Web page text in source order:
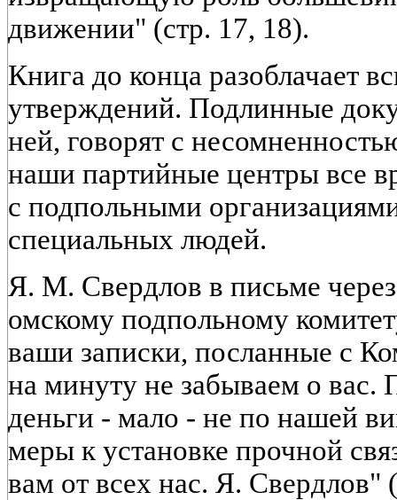
движении" (стр. 17, 18).
Книга до конца разоблачает
утверждений. Подлинные
ней, говорят с
наши партийные центры все
с подпольными
специальных людей.
Я. М. Свердлов в письме
омскому подпольному
ваши записки, посланные с
на минуту не забываем о вас.
деньги - мало - не по нашей
меры к установке прочной
вам от всех нас. Я. Свердлов"